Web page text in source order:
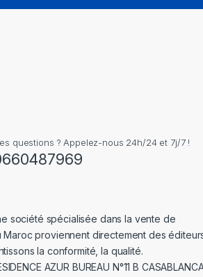
questions ? Appelez-nous 24h/24 et 7j/7 !
société spécialisée dans la vente de
Maroc proviennent directement des
la conformité, la qualité.
AZUR BUREAU N°11 B